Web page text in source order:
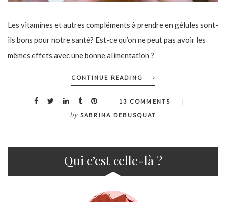
Les vitamines et autres compléments à prendre en gélules sont-
ils bons pour notre santé? Est-ce qu’on ne peut pas avoir les
mêmes effets avec une bonne alimentation ?
CONTINUE READING
13 COMMENTS
by SABRINA DEBUSQUAT
Qui c’est celle-là ?